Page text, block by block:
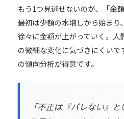
もう1つ見逃せないのが、「金
最初は少額の水増しから始まり
徐々に金額が上がっていく。人
の微細な変化に気づきにくいで
の傾向分析が得意です。
「不正は『バレない』